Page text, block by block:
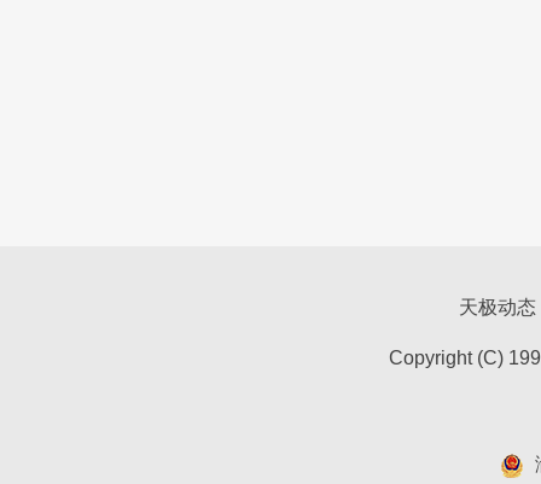
天极动态
Copyright (C)